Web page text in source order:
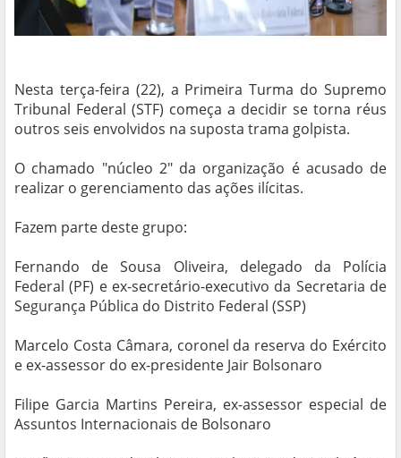
Nesta terça-feira (22), a Primeira Turma do Supremo
Tribunal Federal (STF) começa a decidir se torna réus
outros seis envolvidos na suposta trama golpista.
O chamado "núcleo 2" da organização é acusado de
realizar o gerenciamento das ações ilícitas.
Fazem parte deste grupo:
Fernando de Sousa Oliveira, delegado da Polícia
Federal (PF) e ex-secretário-executivo da Secretaria de
Segurança Pública do Distrito Federal (SSP)
Marcelo Costa Câmara, coronel da reserva do Exército
e ex-assessor do ex-presidente Jair Bolsonaro
Filipe Garcia Martins Pereira, ex-assessor especial de
Assuntos Internacionais de Bolsonaro